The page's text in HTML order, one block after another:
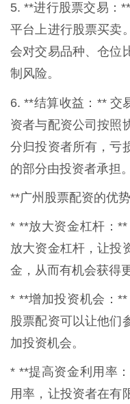
5. **进行股票交易：
平台上进行股票买卖
会对交易品种、仓位
制风险。
6. **结算收益：** 交
资者与配资公司按照
分归投资者所有，亏
的部分由投资者承担。
**广州股票配资的优
* **放大资金杠杆：
放大资金杠杆，让投
金，从而有机会获得
* **增加投资机会：
股票配资可以让他们
加投资机会。
* **提高资金利用率
用率，让投资者在有